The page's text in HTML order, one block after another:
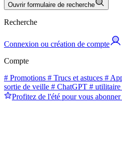
Ouvrir formulaire de recherche
Recherche
Connexion ou création de compte
Compte
# Promotions # Trucs et astuces #
sortie de veille # ChatGPT # utilitaire
Profitez de l'été pour vous